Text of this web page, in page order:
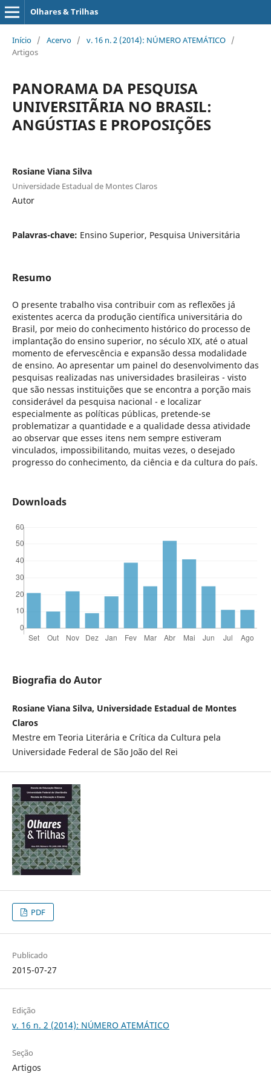
Olhares & Trilhas
Início / Acervo / v. 16 n. 2 (2014): NÚMERO ATEMÁTICO /
Artigos
PANORAMA DA PESQUISA
UNIVERSITÃRIA NO BRASIL:
ANGÚSTIAS E PROPOSIÇÕES
Rosiane Viana Silva
Universidade Estadual de Montes Claros
Autor
Palavras-chave: Ensino Superior, Pesquisa Universitária
Resumo
O presente trabalho visa contribuir com as reflexões já
existentes acerca da produção científica universitária do
Brasil, por meio do conhecimento histórico do processo de
implantação do ensino superior, no século XIX, até o atual
momento de efervescência e expansão dessa modalidade
de ensino. Ao apresentar um painel do desenvolvimento das
pesquisas realizadas nas universidades brasileiras - visto
que são nessas instituições que se encontra a porção mais
considerável da pesquisa nacional - e localizar
especialmente as políticas públicas, pretende-se
problematizar a quantidade e a qualidade dessa atividade
ao observar que esses itens nem sempre estiveram
vinculados, impossibilitando, muitas vezes, o desejado
progresso do conhecimento, da ciência e da cultura do país.
Downloads
Biografia do Autor
Rosiane Viana Silva, Universidade Estadual de Montes
Claros
Mestre em Teoria Literária e Crítica da Cultura pela
Universidade Federal de São João del Rei
PDF
Publicado
2015-07-27
Edição
v. 16 n. 2 (2014): NÚMERO ATEMÁTICO
Seção
Artigos